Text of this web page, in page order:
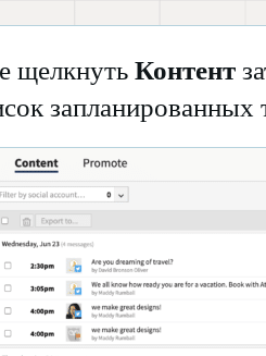
щелкнутьКонтент
запланированных